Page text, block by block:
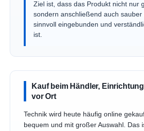
Ziel ist, dass das Produkt nicht nur
sondern anschließend auch sauber
sinnvoll eingebunden und
ist.
Kauf beim Händler,
vor Ort
Technik wird heute häufig online
bequem und mit großer Auswahl. Das